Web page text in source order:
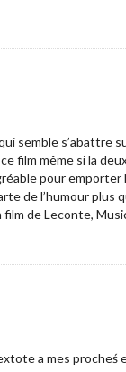
semble s’abattre
film même si la
pour emporter
de l’humour
film de Leconte,
a mes